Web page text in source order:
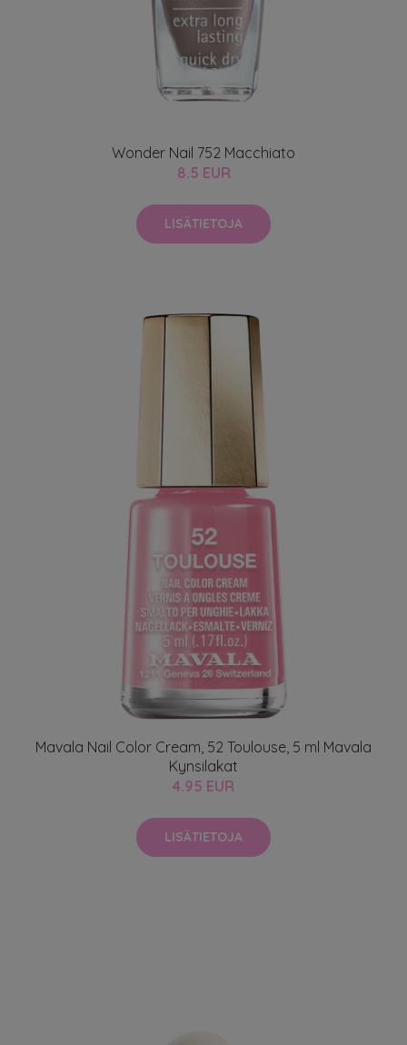
Wonder Nail 752 Macchiato
8.5 EUR
LISÄTIETOJA
Mavala Nail Color Cream, 52 Toulouse, 5 ml Mavala
Kynsilakat
4.95 EUR
LISÄTIETOJA